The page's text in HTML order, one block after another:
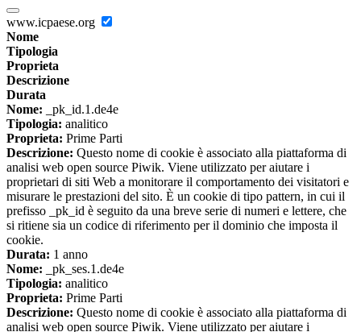
www.icpaese.org
Nome
Tipologia
Proprieta
Descrizione
Durata
Nome: _pk_id.1.de4e
Tipologia: analitico
Proprieta: Prime Parti
Descrizione: Questo nome di cookie è associato alla piattaforma di
analisi web open source Piwik. Viene utilizzato per aiutare i
proprietari di siti Web a monitorare il comportamento dei visitatori e
misurare le prestazioni del sito. È un cookie di tipo pattern, in cui il
prefisso _pk_id è seguito da una breve serie di numeri e lettere, che
si ritiene sia un codice di riferimento per il dominio che imposta il
cookie.
Durata: 1 anno
Nome: _pk_ses.1.de4e
Tipologia: analitico
Proprieta: Prime Parti
Descrizione: Questo nome di cookie è associato alla piattaforma di
analisi web open source Piwik. Viene utilizzato per aiutare i